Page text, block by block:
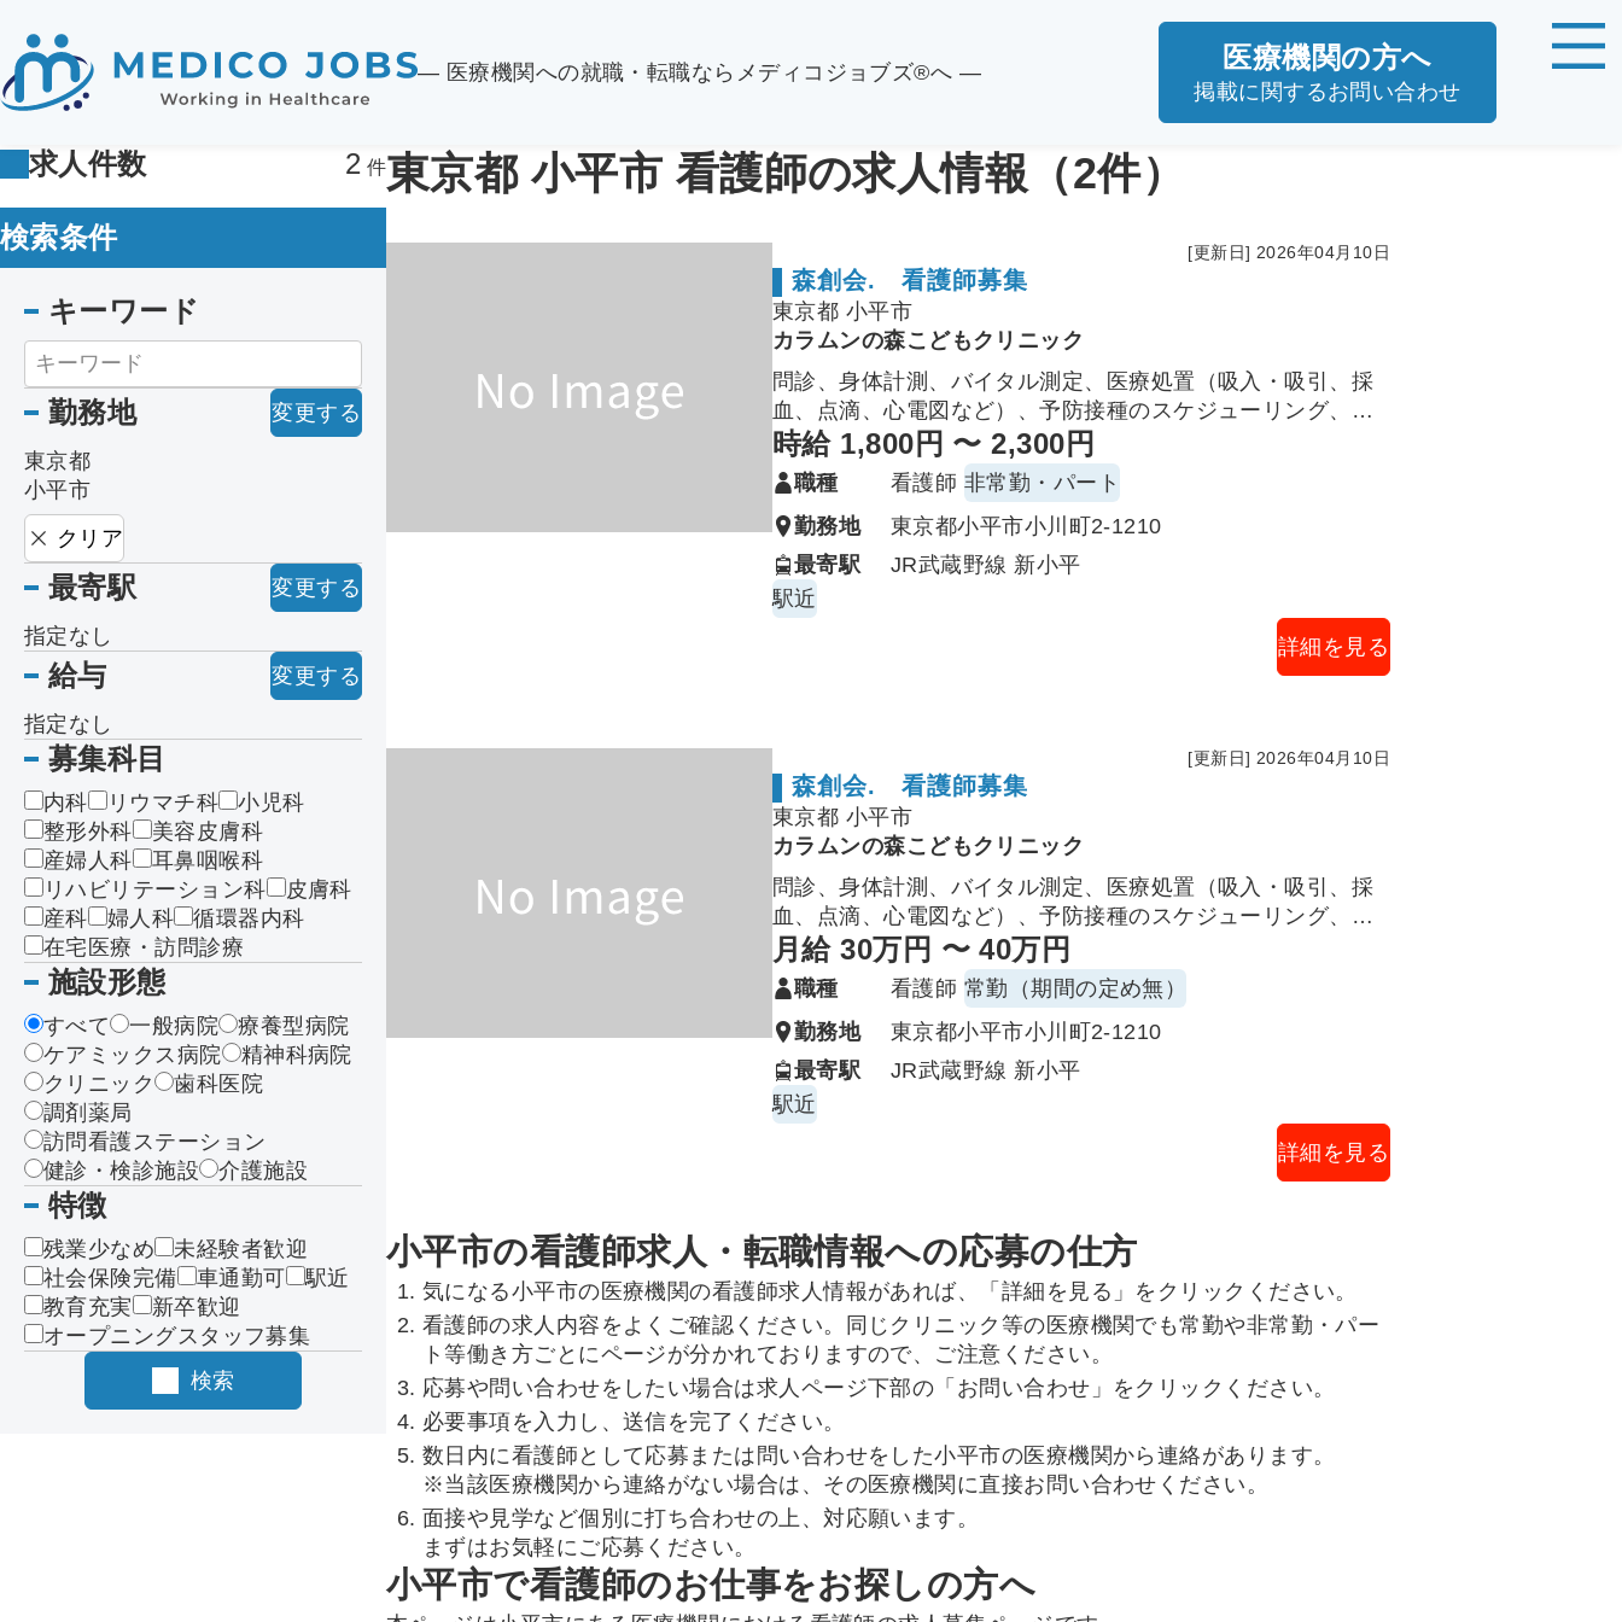
― 医療機関への就職・転職ならメディコジョブズ®へ ― 医療機関の方へ
掲載に関するお問い合わせ
求人件数 2
検索条件
キーワード
勤務地
変更する
東京都
小平市
クリア
最寄駅
変更する
指定なし
給与
変更する
指定なし
募集科目
内科 リウマチ科
小児科
整形外科
美容皮膚科
産婦人科
耳鼻咽喉科
リハビリテーション科
皮膚科
産科
婦人科
循環器内科
在宅医療・訪問診療
施設形態
すべて 一般病院
療養型病院
ケアミックス病院
精神科病院
クリニック
歯科医院
調剤薬局
訪問看護ステーション
健診・検診施設
介護施設
特徴
残業少なめ
未経験者歓迎
社会保険完備
車通勤可
駅近
教育充実
新卒歓迎
オープニングスタッフ募集
検索
東京都 小平市 看護師の求人情報（2件）
[更新日] 2026年04月10日
森創会. 看護師募集
東京都 小平市
カラムンの森こどもクリニック
問診、身体計測、バイタル測定、医療処置（吸入・吸引、採
血、点滴、心電図など）、予防接種のスケジューリング、ホ
ームケア指導、院内薬品や医療器具の在庫管理、環境管理
（院内感染対策や清掃等）等
時給 1,800円 〜 2,300円
職種 看護師 非常勤・パート
勤務地
東京都小平市小川町2-1210
最寄駅
JR武蔵野線 新小平
駅近
詳細を見る
[更新日] 2026年04月10日
森創会. 看護師募集
東京都 小平市
カラムンの森こどもクリニック
問診、身体計測、バイタル測定、医療処置（吸入・吸引、採
血、点滴、心電図など）、予防接種のスケジューリング、ホ
ームケア指導、院内薬品や医療器具の在庫管理、環境管理
（院内感染対策や清掃等）等
月給 30万円 〜 40万円
職種 看護師 常勤（期間の定め無）
勤務地
東京都小平市小川町2-1210
最寄駅
JR武蔵野線 新小平
駅近
詳細を見る
小平市の看護師求人・転職情報への応募の仕方
気になる小平市の医療機関の看護師求人情報があれば、「詳細を見る」をクリックください。
看護師の求人内容をよくご確認ください。同じクリニック等の医療機関でも常勤や非常勤・パー
ト等働き方ごとにページが分かれておりますので、ご注意ください。
応募や問い合わせをしたい場合は求人ページ下部の「お問い合わせ」をクリックください。
必要事項を入力し、送信を完了ください。
数日内に看護師として応募または問い合わせをした小平市の医療機関から連絡があります。
※当該医療機関から連絡がない場合は、その医療機関に直接お問い合わせください。
面接や見学など個別に打ち合わせの上、対応願います。
まずはお気軽にご応募ください。
小平市で看護師のお仕事をお探しの方へ